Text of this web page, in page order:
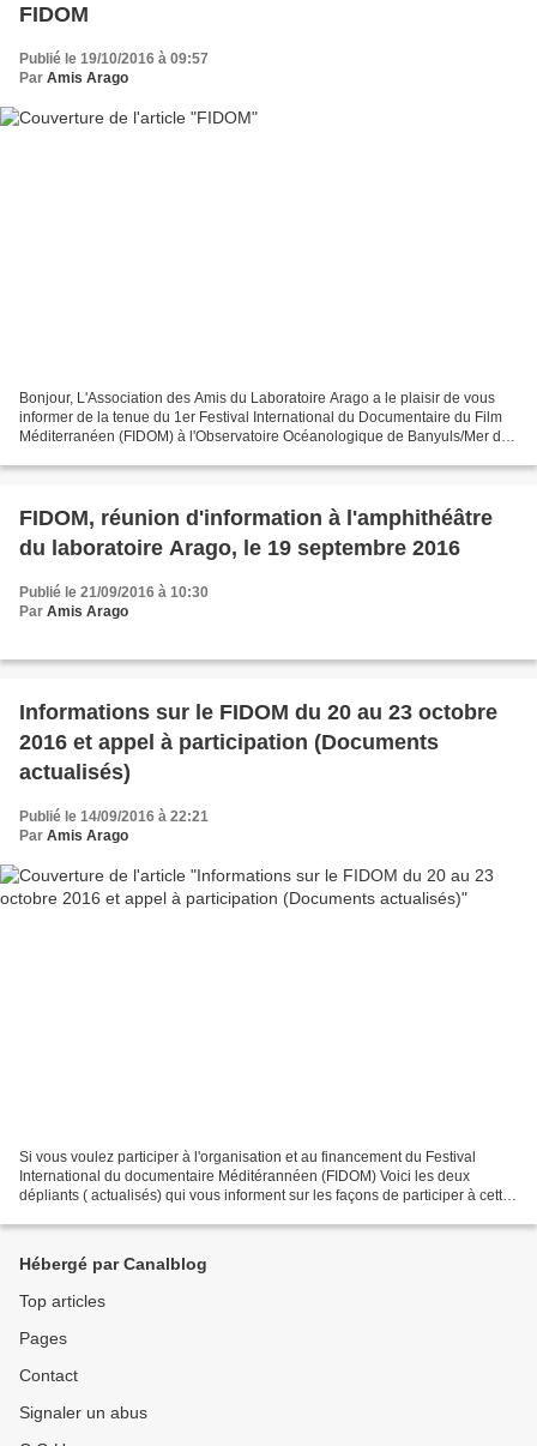
FIDOM
Publié le 19/10/2016 à 09:57
Par Amis Arago
Bonjour, L'Association des Amis du Laboratoire Arago a le plaisir de vous
informer de la tenue du 1er Festival International du Documentaire du Film
Méditerranéen (FIDOM) à l'Observatoire Océanologique de Banyuls/Mer du
FIDOM, réunion d'information à l'amphithéâtre
du laboratoire Arago, le 19 septembre 2016
Publié le 21/09/2016 à 10:30
Par Amis Arago
Informations sur le FIDOM du 20 au 23 octobre
2016 et appel à participation (Documents
actualisés)
Publié le 14/09/2016 à 22:21
Par Amis Arago
Si vous voulez participer à l'organisation et au financement du Festival
International du documentaire Méditérannéen (FIDOM) Voici les deux
dépliants ( actualisés) qui vous informent sur les façons de participer à cette
Hébergé par Canalblog
Top articles
Pages
Contact
Signaler un abus